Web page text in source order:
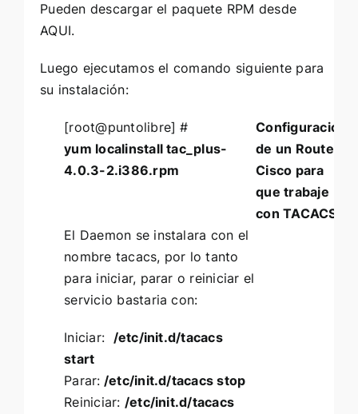
Pueden descargar el paquete RPM desde
AQUI.
Luego ejecutamos el comando siguiente para
su instalación:
[root@puntolibre] #
yum localinstall tac_plus-
4.0.3-2.i386.rpm
El Daemon se instalara con el
nombre tacacs, por lo tanto
para iniciar, parar o reiniciar el
servicio bastaria con:
Iniciar: /etc/init.d/tacacs
start
Parar: /etc/init.d/tacacs stop
Reiniciar: /etc/init.d/tacacs
Configuración
de un Router
Cisco para
que trabaje
con TACACS+